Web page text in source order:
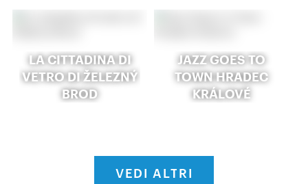
LA CITTADINA DI
VETRO DI ŽELEZNÝ
BROD
JAZZ GOES TO
TOWN HRADEC
KRÁLOVÉ
VEDI ALTRI